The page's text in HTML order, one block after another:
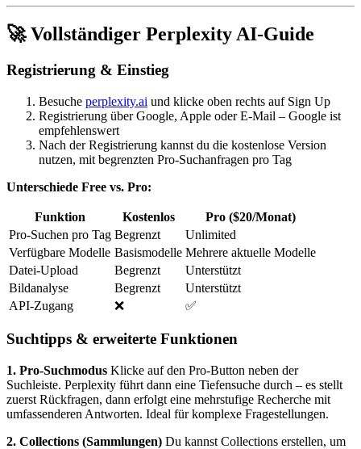
🚀 Vollständiger Perplexity AI-Guide
Registrierung & Einstieg
Besuche perplexity.ai und klicke oben rechts auf Sign Up
Registrierung über Google, Apple oder E-Mail – Google ist
empfehlenswert
Nach der Registrierung kannst du die kostenlose Version
nutzen, mit begrenzten Pro-Suchanfragen pro Tag
Unterschiede Free vs. Pro:
Funktion Kostenlos
Pro ($20/Monat)
Pro-Suchen pro Tag Begrenzt
Unlimited
Verfügbare Modelle Basismodelle Mehrere aktuelle Modelle
Datei-Upload
Begrenzt
Unterstützt
Bildanalyse
Begrenzt
Unterstützt
API-Zugang
❌ ✅
Suchtipps & erweiterte Funktionen
1. Pro-Suchmodus Klicke auf den Pro-Button neben der
Suchleiste. Perplexity führt dann eine Tiefensuche durch – es stellt
zuerst Rückfragen, dann erfolgt eine mehrstufige Recherche mit
umfassenderen Antworten. Ideal für komplexe Fragestellungen.
2. Collections (Sammlungen) Du kannst Collections erstellen, um